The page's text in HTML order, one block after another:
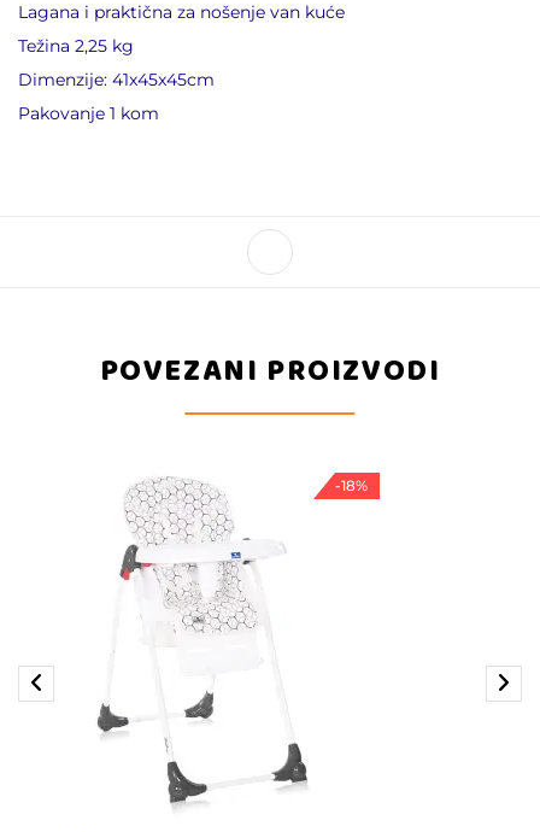
Lagana i praktična za nošenje van kuće
Težina 2,25 kg
Dimenzije: 41x45x45cm
Pakovanje 1 kom
POVEZANI PROIZVODI
-18%